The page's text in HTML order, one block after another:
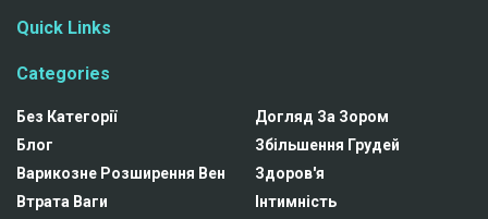
Quick Links
Categories
Без Категорії
Блог
Варикозне Розширення Вен
Втрата Ваги
Догляд За Зором
Збільшення Грудей
Здоров'я
Інтимність